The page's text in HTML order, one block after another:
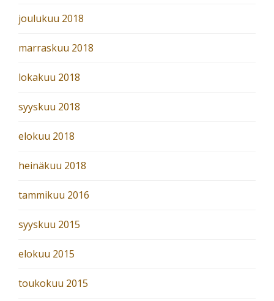
joulukuu 2018
marraskuu 2018
lokakuu 2018
syyskuu 2018
elokuu 2018
heinäkuu 2018
tammikuu 2016
syyskuu 2015
elokuu 2015
toukokuu 2015